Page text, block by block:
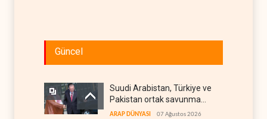
Güncel
Suudi Arabistan, Türkiye ve
Pakistan ortak savunma
anlaşması imzaladı
ARAP DÜNYASI 07 Ağustos 2026